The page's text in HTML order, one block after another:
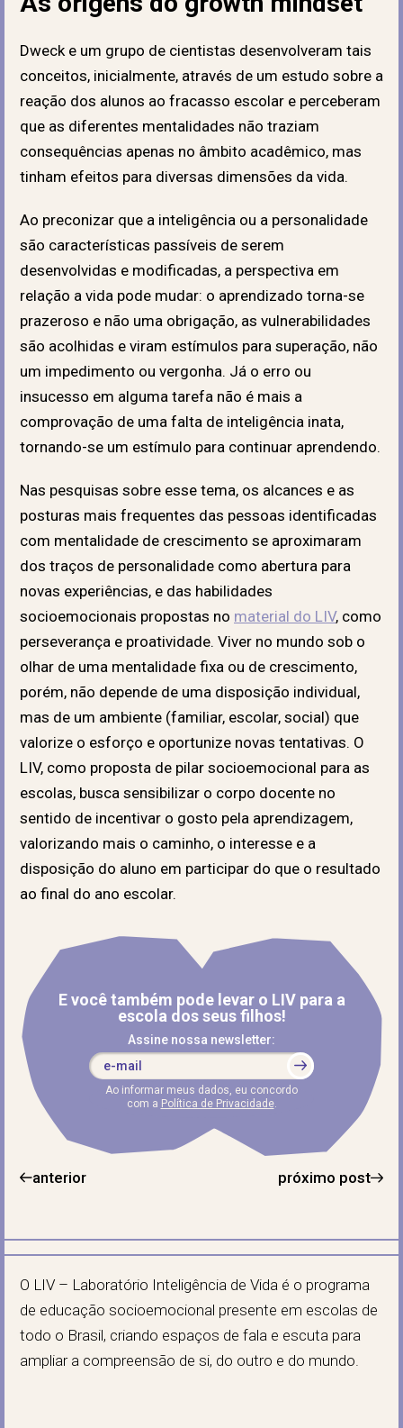
Dweck e um grupo de cientistas desenvolveram tais
conceitos, inicialmente, através de um estudo sobre a
reação dos alunos ao fracasso escolar e perceberam
que as diferentes mentalidades não traziam
consequências apenas no âmbito acadêmico, mas
tinham efeitos para diversas dimensões da vida.
Ao preconizar que a inteligência ou a personalidade
são características passíveis de serem
desenvolvidas e modificadas, a perspectiva em
relação a vida pode mudar: o aprendizado torna-se
prazeroso e não uma obrigação, as vulnerabilidades
são acolhidas e viram estímulos para superação, não
um impedimento ou vergonha. Já o erro ou
insucesso em alguma tarefa não é mais a
comprovação de uma falta de inteligência inata,
tornando-se um estímulo para continuar aprendendo.
Nas pesquisas sobre esse tema, os alcances e as
posturas mais frequentes das pessoas identificadas
com mentalidade de crescimento se aproximaram
dos traços de personalidade como abertura para
novas experiências, e das habilidades
socioemocionais propostas no material do LIV, como
perseverança e proatividade. Viver no mundo sob o
olhar de uma mentalidade fixa ou de crescimento,
porém, não depende de uma disposição individual,
mas de um ambiente (familiar, escolar, social) que
valorize o esforço e oportunize novas tentativas. O
LIV, como proposta de pilar socioemocional para as
escolas, busca sensibilizar o corpo docente no
sentido de incentivar o gosto pela aprendizagem,
valorizando mais o caminho, o interesse e a
disposição do aluno em participar do que o resultado
ao final do ano escolar.
E você também pode levar o LIV para a
escola dos seus filhos!
Assine nossa newsletter:
Ao informar meus dados, eu concordo
com a Política de Privacidade.
anterior próximo post
O LIV – Laboratório Inteligência de Vida é o programa
de educação socioemocional presente em escolas de
todo o Brasil, criando espaços de fala e escuta para
ampliar a compreensão de si, do outro e do mundo.